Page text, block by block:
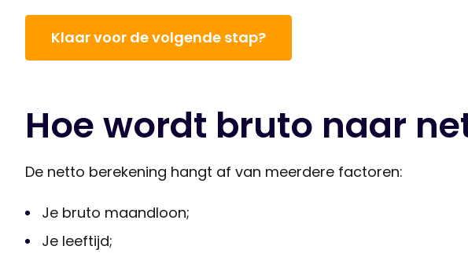
Klaar voor de volgende stap?
Hoe wordt bruto naar
De netto berekening hangt af van meerdere factoren:
Je bruto maandloon;
Je leeftijd;